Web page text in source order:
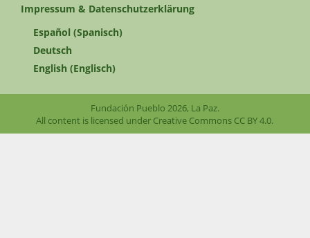
Impressum & Datenschutzerklärung
Español (Spanisch)
Deutsch
English (Englisch)
Fundación Pueblo 2026, La Paz.
All content is licensed under Creative Commons CC BY 4.0.